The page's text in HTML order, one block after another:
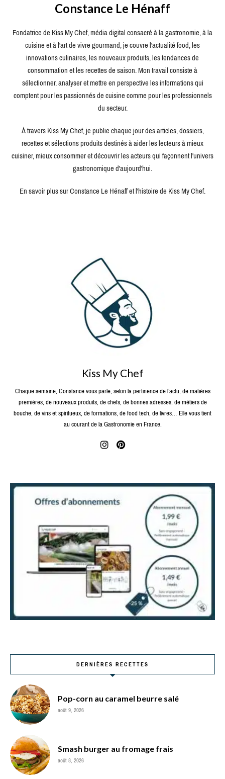
Constance Le Hénaff
Fondatrice de Kiss My Chef, média digital consacré à la gastronomie, à la
cuisine et à l'art de vivre gourmand, je couvre l'actualité food, les
innovations culinaires, les nouveaux produits, les tendances de
consommation et les recettes de saison. Mon travail consiste à
sélectionner, analyser et mettre en perspective les informations qui
comptent pour les passionnés de cuisine comme pour les professionnels
du secteur.
À travers Kiss My Chef, je publie chaque jour des articles, dossiers,
recettes et sélections produits destinés à aider les lecteurs à mieux
cuisiner, mieux consommer et découvrir les acteurs qui façonnent l'univers
gastronomique d'aujourd'hui.
En savoir plus sur Constance Le Hénaff et l'histoire de Kiss My Chef.
Kiss My Chef
Chaque semaine, Constance vous parle, selon la pertinence de l’actu, de matières
premières, de nouveaux produits, de chefs, de bonnes adresses, de métiers de
bouche, de vins et spiritueux, de formations, de food tech, de livres… Elle vous tient
au courant de la Gastronomie en France.
DERNIÈRES RECETTES
Pop-corn au caramel beurre salé
août 9, 2026
Smash burger au fromage frais
août 8, 2026